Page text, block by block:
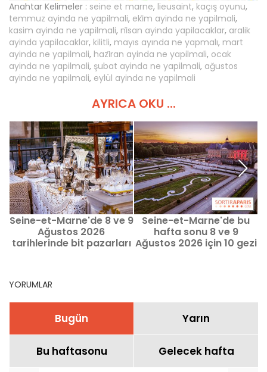
Anahtar Kelimeler : seine et marne, lieusaint, kaçış oyunu,
temmuz ayinda ne yapilmali, eki̇m ayinda ne yapilmali,
kasim ayinda ne yapilmali, ni̇san ayinda yapilacaklar, aralik
ayinda yapilacaklar, kilitli, mayıs ayında ne yapmalı, mart
ayinda ne yapilmali, hazi̇ran ayinda ne yapilmali, ocak
ayinda ne yapilmali, şubat ayinda ne yapilmali, ağustos
ayinda ne yapilmali, eylül ayinda ne yapilmali
AYRICA OKU ...
Seine-et-Marne'de 8 ve 9
Ağustos 2026
tarihlerinde bit pazarları
Seine-et-Marne'de bu
hafta sonu 8 ve 9
Ağustos 2026 için 10 gezi
YORUMLAR
Bugün Yarın
Bu haftasonu Gelecek hafta